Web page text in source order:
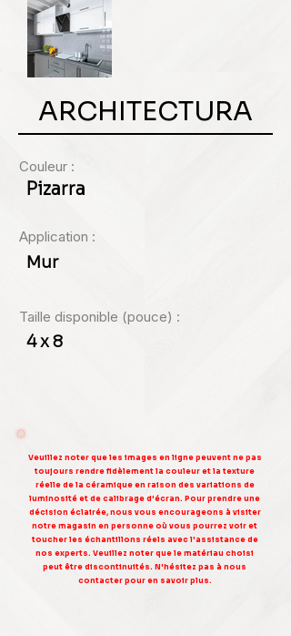
ARCHITECTURA
Couleur :
Pizarra
Application :
Mur
Taille disponible (pouce) :
4 x 8
Veuillez noter que les images en ligne peuvent ne pas
toujours rendre fidèlement la couleur et la texture
réelle de la céramique en raison des variations de
luminosité et de calibrage d'écran. Pour prendre une
décision éclairée, nous vous encourageons à visiter
notre magasin en personne où vous pourrez voir et
toucher les échantillons réels avec l'assistance de
nos experts. Veuillez noter que le matériau choisi
peut être discontinuités. N'hésitez pas à nous
contacter pour en savoir plus.